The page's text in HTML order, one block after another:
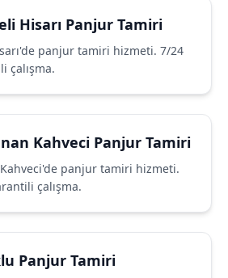
Hisarı Panjur Tamiri
panjur tamiri hizmeti. 7/24
çalışma.
Kahveci Panjur Tamiri
panjur tamiri hizmeti.
çalışma.
Panjur Tamiri